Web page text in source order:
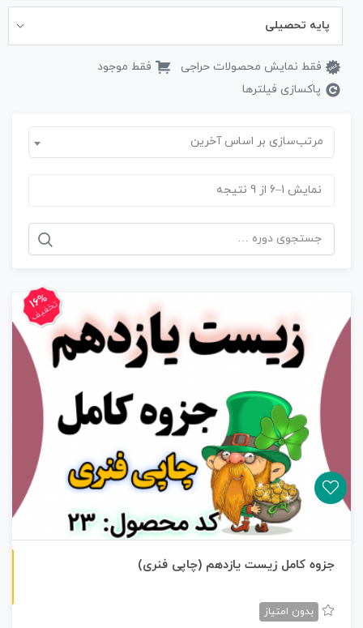
پایه تحصیلی
فقط نمایش محصولات حراجی
فقط موجود
پاکسازی فیلترها
مرتب‌سازی بر اساس آخرین
نمایش 1–6 از 9 نتیجه
جستجو
برای:
16%
تخفیف
جزوه کامل زیست یازدهم (چاپی فنری)
بدون امتیاز